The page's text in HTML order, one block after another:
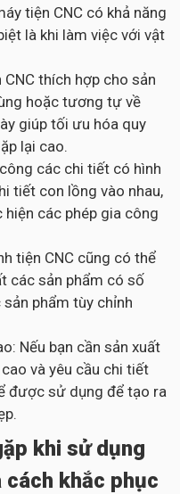
tiện CNC có khả năng
là khi làm việc với vật
thích hợp cho sản
hoặc tương tự về
giúp tối ưu hóa quy
lại cao.
các chi tiết có hình
tiết con lồng vào nhau,
hiện các phép gia công
tiện CNC cũng có thể
các sản phẩm có số
phẩm tùy chỉnh
Nếu bạn cần sản xuất
và yêu cầu chi tiết
được sử dụng để tạo ra
khi sử dụng
cách khắc phục